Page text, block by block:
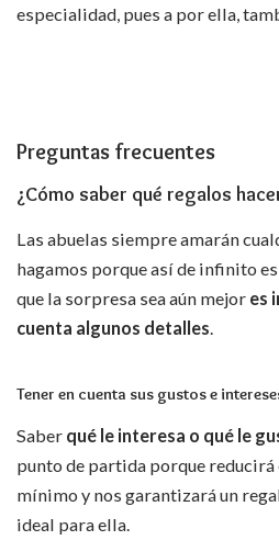
especialidad, pues a por ella,
Preguntas frecuentes
¿Cómo saber qué regalos
Las abuelas siempre amarán
hagamos porque así de infinito
que la sorpresa sea aún mejor es
cuenta algunos detalles
Tener en cuenta sus gustos e
Saber qué le interesa o qué le
punto de partida porque
mínimo y nos garantizará un
ideal para ella.